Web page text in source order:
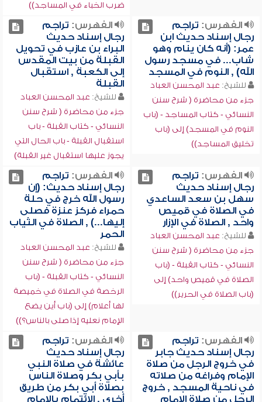
ضرب الخباء في المساجد))
الفهرس: تراجم
رجال إسناد حديث ابن
عمر: (أنه كان ينام وهو
شاب... في مسجد رسول
الله) , النوم في المسجد
للشيخ: عبد المحسن العباد
جزء من محاضرة ( شرح سنن
النسائي - كتاب المساجد - (باب
النوم في المسجد) إلى (باب
تخليق المساجد))
الفهرس: تراجم
رجال إسناد حديث
البراء بن عازب في تحويل
القبلة من بيت المقدس
إلى الكعبة , استقبال
القبلة
للشيخ: عبد المحسن العباد
جزء من محاضرة ( شرح سنن
النسائي - كتاب القبلة - باب
استقبال القبلة - باب الحال التي
يجوز عليها استقبال غير القبلة)
الفهرس: تراجم
رجال إسناد حديث
سهل بن سعد الساعدي
في الصلاة في قميص
واحد , الصلاة في الإزار
للشيخ: عبد المحسن العباد
جزء من محاضرة ( شرح سنن
النسائي - كتاب القبلة - (باب
الصلاة في قميص واحد) إلى
(باب الصلاة في الحرير))
الفهرس: تراجم
رجال إسناد حديث: (إن
رسول الله خرج في حلة
حمراء فركز عنزة فصلى
إليها...) , الصلاة في الثياب
الحمر
للشيخ: عبد المحسن العباد
جزء من محاضرة ( شرح سنن
النسائي - كتاب القبلة - (باب
الرخصة في الصلاة في خميصة
لها أعلام) إلى (باب أين يضع
الإمام نعليه إذا صلى بالناس؟))
الفهرس: تراجم
رجال إسناد حديث جابر
في خروج الرجل من صلاة
الإمام وفراغه من صلاته
في ناحية المسجد , خروج
الرجل من صلاة الإمام
الفهرس: تراجم
رجال إسناد حديث
عائشة في صلاة النبي
بأبي بكر وصلاة الناس
بصلاة أبي بكر من طريق
أخرى , الائتمام بالإمام